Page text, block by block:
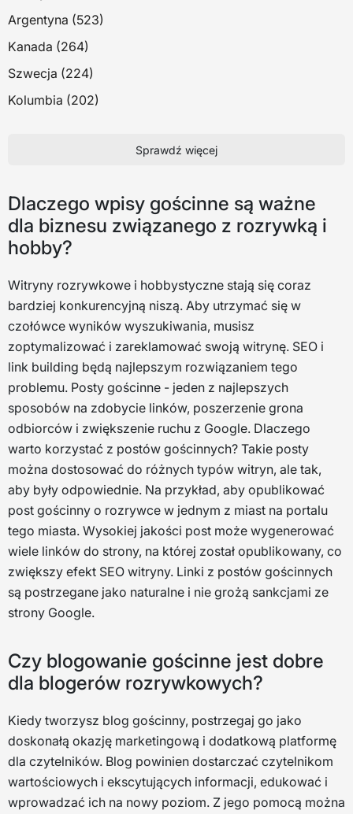
Argentyna (523)
Kanada (264)
Szwecja (224)
Kolumbia (202)
Sprawdź więcej
Dlaczego wpisy gościnne są ważne
dla biznesu związanego z rozrywką i
hobby?
Witryny rozrywkowe i hobbystyczne stają się coraz
bardziej konkurencyjną niszą. Aby utrzymać się w
czołówce wyników wyszukiwania, musisz
zoptymalizować i zareklamować swoją witrynę. SEO i
link building będą najlepszym rozwiązaniem tego
problemu. Posty gościnne - jeden z najlepszych
sposobów na zdobycie linków, poszerzenie grona
odbiorców i zwiększenie ruchu z Google. Dlaczego
warto korzystać z postów gościnnych? Takie posty
można dostosować do różnych typów witryn, ale tak,
aby były odpowiednie. Na przykład, aby opublikować
post gościnny o rozrywce w jednym z miast na portalu
tego miasta. Wysokiej jakości post może wygenerować
wiele linków do strony, na której został opublikowany, co
zwiększy efekt SEO witryny. Linki z postów gościnnych
są postrzegane jako naturalne i nie grożą sankcjami ze
strony Google.
Czy blogowanie gościnne jest dobre
dla blogerów rozrywkowych?
Kiedy tworzysz blog gościnny, postrzegaj go jako
doskonałą okazję marketingową i dodatkową platformę
dla czytelników. Blog powinien dostarczać czytelnikom
wartościowych i ekscytujących informacji, edukować i
wprowadzać ich na nowy poziom. Z jego pomocą można